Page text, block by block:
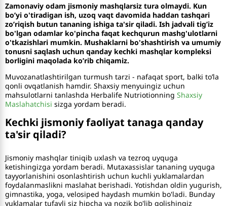
Zamonaviy odam jismoniy mashqlarsiz tura olmaydi. Kun
bo’yi o'tiradigan ish, uzoq vaqt davomida haddan tashqari
zo’riqish butun tananing ishiga ta'sir qiladi. Ish jadvali tig’iz
bo'lgan odamlar ko'pincha faqat kechqurun mashg'ulotlarni
o'tkazishlari mumkin. Mushaklarni bo'shashtirish va umumiy
tonusni saqlash uchun qanday kechki mashqlar kompleksi
borligini maqolada ko’rib chiqamiz.
Muvozanatlashtirilgan turmush tarzi - nafaqat sport, balki to’la
qonli ovqatlanish hamdir. Shaxsiy menyuingiz uchun
mahsulotlarni tanlashda Herbalife Nutriotionning Shaxsiy
Maslahatchisi sizga yordam beradi.
Kechki jismoniy faoliyat tanaga qanday
ta'sir qiladi?
Jismoniy mashqlar tiniqib uxlash va tezroq uyquga
ketishingizga yordam beradi. Mutaxassislar tananing uyquga
tayyorlanishini osonlashtirish uchun kuchli yuklamalardan
foydalanmaslikni maslahat berishadi. Yotishdan oldin yugurish,
gimnastika, yoga, velosiped haydash mumkin bo'ladi. Bunday
yuklamalar tufayli siz hipcha va nozik bo'lib qolishingiz